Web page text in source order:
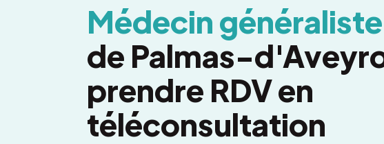
Médecin généraliste
de Palmas-
prendre RDV en
téléconsultation